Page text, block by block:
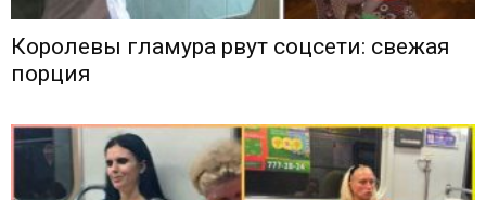
Королевы гламура рвут соцсети: свежая
порция